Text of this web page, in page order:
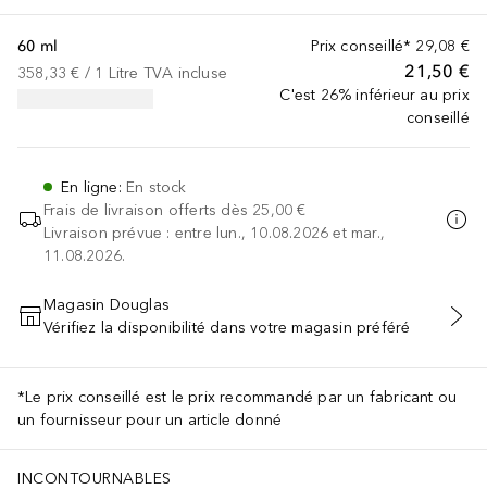
Prix conseillé* 29,08 €
21,50 €
C'est 26% inférieur au prix
conseillé
60 ml
358,33 € / 1 Litre TVA incluse
En ligne: En stock
Frais de livraison offerts dès 25,00 €
Livraison prévue : entre lun., 10.08.2026 et mar.,
11.08.2026.
AJOUTER AU PANIER
Magasin Douglas
Vérifiez la disponibilité dans votre magasin préféré
*Le prix conseillé est le prix recommandé par un fabricant ou
un fournisseur pour un article donné
INCONTOURNABLES